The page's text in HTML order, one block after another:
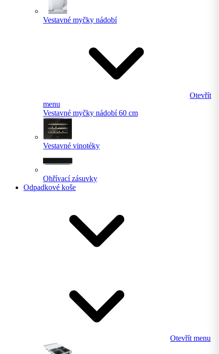
Vestavné myčky nádobí
Otevřít
menu
Vestavné myčky nádobí 60 cm
Vestavné vinotéky
Ohřívací zásuvky
Odpadkové koše
Otevřít menu